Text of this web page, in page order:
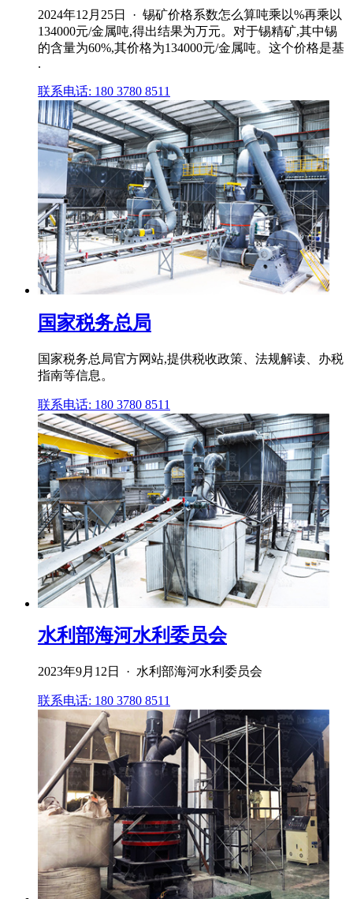
2024年12月25日 · 锡矿价格系数怎么算吨乘以%再乘以
134000元/金属吨,得出结果为万元。对于锡精矿,其中锡
的含量为60%,其价格为134000元/金属吨。这个价格是基
.
联系电话: 180 3780 8511
国家税务总局
国家税务总局官方网站,提供税收政策、法规解读、办税
指南等信息。
联系电话: 180 3780 8511
水利部海河水利委员会
2023年9月12日 · 水利部海河水利委员会
联系电话: 180 3780 8511